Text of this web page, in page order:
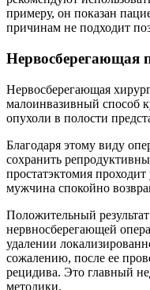
примеру, он показан
причинам не подходит
Нервосберегающая
Нервосберегающая
малоинвазивный способ
опухоли в полости
Благодаря этому виду
сохранить
простатэктомия
мужчина спокойно
Положительный
нервносберегающей
удалении
сожалению, после ее
рецидива. Это главный
методики.